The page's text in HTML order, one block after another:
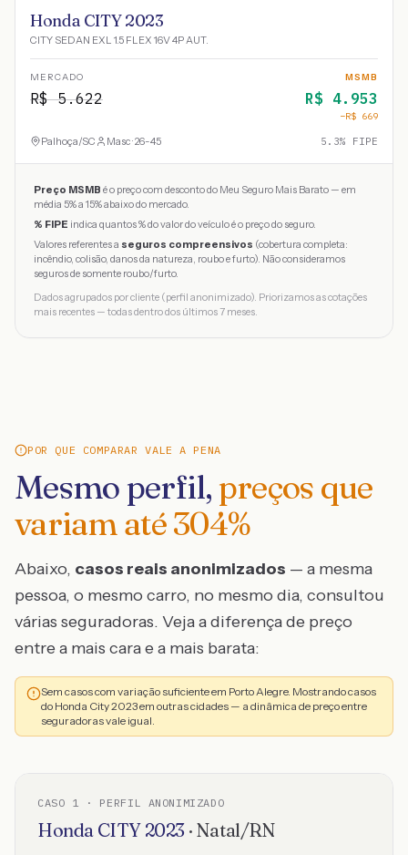
Honda CITY 2023
CITY SEDAN EXL 1.5 FLEX 16V 4P AUT.
MERCADO
R$5.622
MSMB
R$ 4.953
−R$ 669
Palhoça/SC Masc · 26-45 5.3% FIPE
Preço MSMB é o preço com desconto do Meu Seguro Mais Barato — em
média 5% a 15% abaixo do mercado.
% FIPE indica quantos % do valor do veículo é o preço do seguro.
Valores referentes a seguros compreensivos (cobertura completa:
incêndio, colisão, danos da natureza, roubo e furto). Não consideramos
seguros de somente roubo/furto.
Dados agrupados por cliente (perfil anonimizado). Priorizamos as cotações
mais recentes — todas dentro dos últimos 7 meses.
POR QUE COMPARAR VALE A PENA
Mesmo perfil, preços que
variam até304%
Abaixo, casos reais anonimizados — a mesma
pessoa, o mesmo carro, no mesmo dia, consultou
várias seguradoras. Veja a diferença de preço
entre a mais cara e a mais barata:
Sem casos com variação suficiente em Porto Alegre. Mostrando casos
do Honda City 2023 em outras cidades — a dinâmica de preço entre
seguradoras vale igual.
CASO 1 · PERFIL ANONIMIZADO
Honda CITY 2023 · Natal/RN